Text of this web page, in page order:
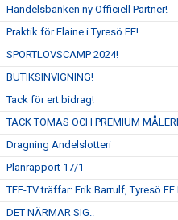
Handelsbanken ny Officiell Partner!
Praktik för Elaine i Tyresö FF!
SPORTLOVSCAMP 2024!
BUTIKSINVIGNING!
Tack för ert bidrag!
TACK TOMAS OCH PREMIUM
Dragning Andelslotteri
Planrapport 17/1
TFF-TV träffar: Erik Barrulf, Tyresö FF
DET NÄRMAR SIG..